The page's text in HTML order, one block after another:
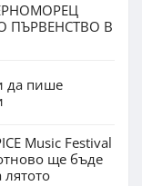
ПЪРВЕНСТВО В
да пише
Music Festival
ще бъде
лятото